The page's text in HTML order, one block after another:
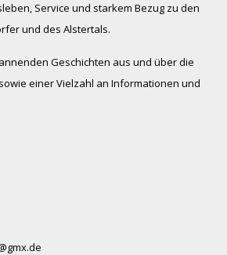
Service und starkem Bezug zu den
und des Alstertals.
Geschichten aus und über die
einer Vielzahl an Informationen und